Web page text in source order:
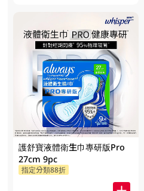
護舒寶液體衛生巾專研版Pro
27cm 9pc
指定分類88折